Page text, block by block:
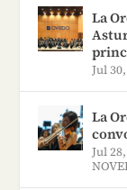
sus
intelectual,
y
clases de
los 3 años
edad.
La
Jul
La
Jul